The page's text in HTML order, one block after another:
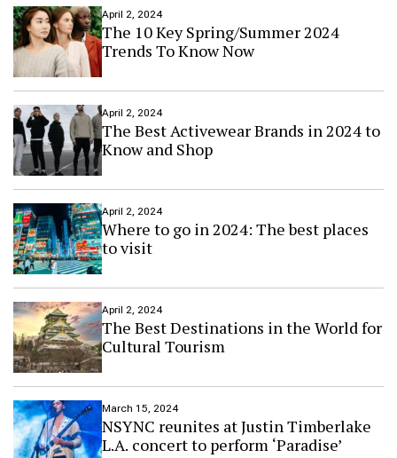
April 2, 2024
The 10 Key Spring/Summer 2024
Trends To Know Now
April 2, 2024
The Best Activewear Brands in 2024 to
Know and Shop
April 2, 2024
Where to go in 2024: The best places
to visit
April 2, 2024
The Best Destinations in the World for
Cultural Tourism
March 15, 2024
NSYNC reunites at Justin Timberlake
L.A. concert to perform ‘Paradise’